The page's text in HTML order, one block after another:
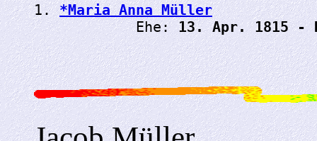
1. *Maria Anna Müller
            Ehe:
13. Apr. 1815 -